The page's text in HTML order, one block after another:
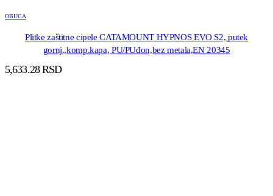
OBUCA
Plitke zaštitne cipele CATAMOUNT HYPNOS EVO S2, putek
gornj.,komp.kapa, PU/PUđon,bez metala,EN 20345
5,633.28RSD